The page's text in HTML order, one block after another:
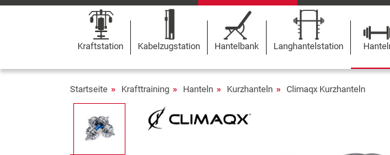
Kraftstation Kabelzugstation Hantelbank Langhantelstation
Startseite Krafttraining Hanteln Kurzhanteln Climaqx Kurzhanteln